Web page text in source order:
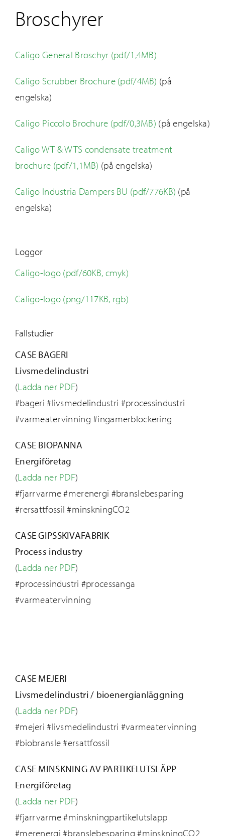
Broschyrer
Caligo General Broschyr (pdf/1,4MB)
Caligo Scrubber Brochure (pdf/4MB) (på
engelska)
Caligo Piccolo Brochure (pdf/0,3MB) (på engelska)
Caligo WT & WTS condensate treatment
brochure (pdf/1,1MB) (på engelska)
Caligo Industria Dampers BU (pdf/776KB) (på
engelska)
Loggor
Caligo-logo (pdf/60KB, cmyk)
Caligo-logo (png/117KB, rgb)
Fallstudier
CASE BAGERI
Livsmedelindustri
(Ladda ner PDF)
#bageri #livsmedelindustri #processindustri
#varmeatervinning #ingamerblockering
CASE BIOPANNA
Energiföretag
(Ladda ner PDF)
#fjarrvarme #merenergi #branslebesparing
#rersattfossil #minskningCO2
CASE GIPSSKIVAFABRIK
Process industry
(Ladda ner PDF)
#processindustri #processanga
#varmeatervinning
CASE MEJERI
Livsmedelindustri / bioenergianläggning
(Ladda ner PDF)
#mejeri #livsmedelindustri #varmeatervinning
#biobransle #ersattfossil
CASE MINSKNING AV PARTIKELUTSLÄPP
Energiföretag
(Ladda ner PDF)
#fjarrvarme #minskningpartikelutslapp
#merenergi #branslebesparing #minskningCO2